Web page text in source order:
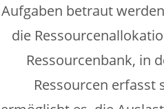
Aufgaben betraut
die
Ressourcenbank, in
Ressourcen erfasst